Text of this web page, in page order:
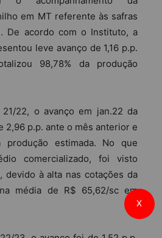
em MT referente às safras
De acordo com o Instituto, a
leve avanço de 1,16 p.p.
98,78% da produção
22, o avanço em jan.22 da
2,96 p.p. ante o mês anterior e
produção estimada. No que
comercializado, foi visto
devido à alta nas cotações da
média de R$ 65,62/sc em
X